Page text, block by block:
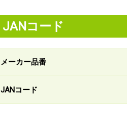
JANコード
メーカー品番
JANコード